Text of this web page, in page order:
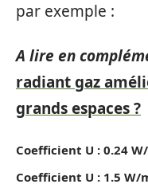
par exemple :
A lire en
radiant gaz
grands espaces ?
Coefficient U : 0.24
Coefficient U : 1.5 W/